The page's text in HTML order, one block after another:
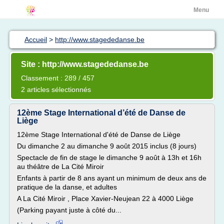
Menu
Accueil > http://www.stagededanse.be
Site : http://www.stagededanse.be
Classement : 289 / 457
2 articles sélectionnés
12ème Stage International d’été de Danse de
Liège
12ème Stage International d'été de Danse de Liège
Du dimanche 2 au dimanche 9 août 2015 inclus (8 jours)
Spectacle de fin de stage le dimanche 9 août à 13h et 16h
au théâtre de La Cité Miroir
Enfants à partir de 8 ans ayant un minimum de deux ans de
pratique de la danse, et adultes
A La Cité Miroir , Place Xavier-Neujean 22 à 4000 Liège
(Parking payant juste à côté du...